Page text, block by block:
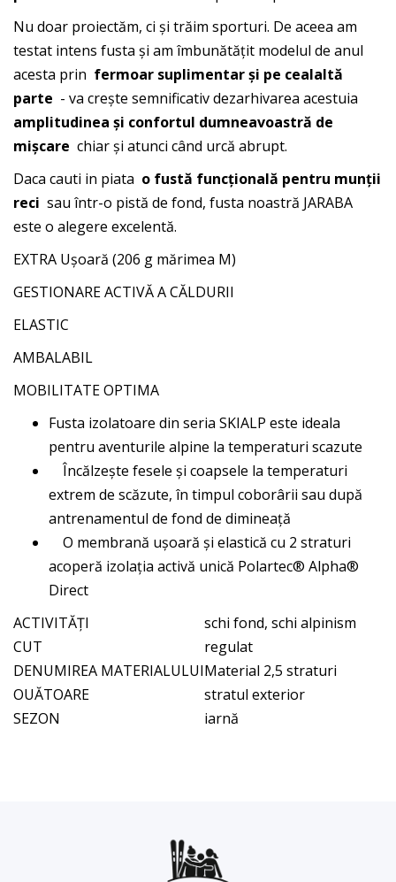
Nu doar proiectăm, ci și trăim sporturi. De aceea am
testat intens fusta și am îmbunătățit modelul de anul
acesta prin fermoar suplimentar și pe cealaltă
parte - va crește semnificativ dezarhivarea acestuia
amplitudinea și confortul dumneavoastră de
mișcare chiar și atunci când urcă abrupt.
Daca cauti in piata o fustă funcțională pentru munții
reci sau într-o pistă de fond, fusta noastră JARABA
este o alegere excelentă.
EXTRA Ușoară (206 g mărimea M)
GESTIONARE ACTIVĂ A CĂLDURII
ELASTIC
AMBALABIL
MOBILITATE OPTIMA
Fusta izolatoare din seria SKIALP este ideala
pentru aventurile alpine la temperaturi scazute
Încălzește fesele și coapsele la temperaturi
extrem de scăzute, în timpul coborârii sau după
antrenamentul de fond de dimineață
O membrană ușoară și elastică cu 2 straturi
acoperă izolația activă unică Polartec® Alpha®
Direct
ACTIVITĂȚI
schi fond, schi alpinism
CUT
regulat
DENUMIREA MATERIALULUIMaterial 2,5 straturi
OUĂTOARE
stratul exterior
SEZON
iarnă